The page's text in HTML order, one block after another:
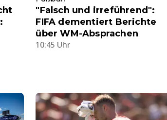
"Falsch und irreführend":
FIFA dementiert Berichte
über WM-Absprachen
10:45 Uhr